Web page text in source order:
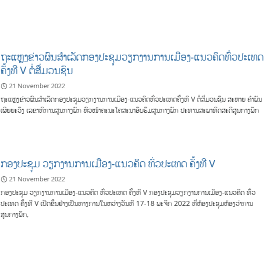
ຖະແຫຼງຂ່າວຜົນສຳເລັດກອງປະຊຸມວຽກງານການເມືອງ-ແນວຄິດທົ່ວປະເທດ
ຄັ້ງທີ V ຕໍ່ສື່ມວນຊົນ
21 November 2022
ຖະແຫຼງຂ່າວຜົນສຳເລັດກອງປະຊຸມວຽກງານການເມືອງ-ແນວຄິດທົ່ວປະເທດຄັ້ງທີ V ຕໍ່ສື່ມວນຊົນ ສະຫາຍ ຄໍາພັນ
ເຜີຍຍະວົງ ເລຂາທິການສູນກາງພັກ ຫົວໜ້າຄະນະໂຄສະນາອົບຮົມສູນກາງພັກ ປະທານສະພາທິດສະດີສູນກາງພັກ
ກອງປະຊຸມ ວຽກງານການເມືອງ-ແນວຄິດ ທົ່ວປະເທດ ຄັ້ງທີ V
21 November 2022
ກອງປະຊຸມ ວຽກງານການເມືອງ-ແນວຄິດ ທົ່ວປະເທດ ຄັ້ງທີ V ກອງປະຊຸມວຽກງານການເມືອງ-ແນວຄິດ ທົ່ວ
ປະເທດ ຄັ້ງທີ V ເປີດຂຶ້ນຢ່າງເປັນທາງການໃນຫວ່າງວັນທີ 17-18 ພະຈິກ 2022 ທີ່ຫ້ອງປະຊຸມຫ້ອງວ່າການ
ສູນກາງພັກ,